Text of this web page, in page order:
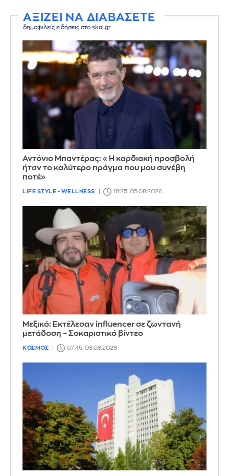
ΑΞΙΖΕΙ ΝΑ ΔΙΑΒΑΣΕΤΕ
δημοφιλείς ειδήσεις στο skai.gr
Αντόνιο Μπαντέρας: «Η καρδιακή προσβολή
ήταν το καλύτερο πράγμα που μου συνέβη
ποτέ»
LIFE STYLE - WELLNESS 18:25, 05.08.2026
Μεξικό: Εκτέλεσαν influencer σε ζωντανή
μετάδοση – Σοκαριστικό βίντεο
ΚΟΣΜΟΣ 07:45, 06.08.2026